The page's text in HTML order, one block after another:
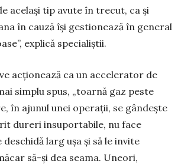
același tip avute în trecut, ca și
în cau­ză își gestionează în general
explică specialiștii.
acționează ca un acce­lerator de
simplu spus, „toar­nă gaz peste
în ajunul unei operații, se gândește
dureri insuportabile, nu face
larg ușa și să le invite
să-și dea seama. Une­ori,